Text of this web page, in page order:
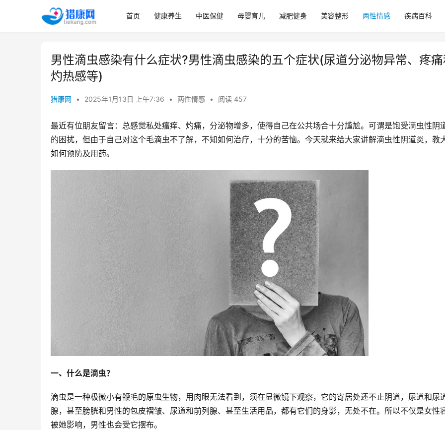
首页 健康养生 中医保健 母婴育儿 减肥健身 美容整形 两性情感 疾病百科
男性滴虫感染有什么症状?男性滴虫感染的五个症状(尿道分泌物异常、疼痛
灼热感等)
猎康网 • 2025年1月13日 上午7:36 • 两性情感 • 阅读 457
最近有位朋友留言：总感觉私处瘙痒、灼痛，分泌物增多，使得自己在公共场合十分尴尬。可谓是饱受滴虫性阴
的困扰，但由于自己对这个毛滴虫不了解，不知如何治疗，十分的苦恼。今天就来给大家讲解滴虫性阴道炎，教
如何预防及用药。
一、什么是滴虫？
滴虫是一种极微小有鞭毛的原虫生物，用肉眼无法看到，须在显微镜下观察，它的寄居处还不止阴道，尿道和尿
腺，甚至膀胱和男性的包皮褶皱、尿道和前列腺、甚至生活用品，都有它们的身影，无处不在。所以不仅是女性
被她影响，男性也会受它摆布。